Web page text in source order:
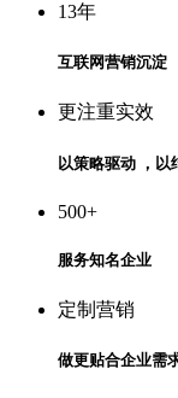
13年
互联网营销沉淀
更注重实效
以策略驱动 ，以
500+
服务知名企业
定制营销
做更贴合企业需